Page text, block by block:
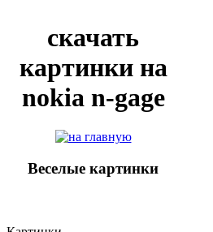
скачать
картинки на
nokia n-gage
Веселые картинки